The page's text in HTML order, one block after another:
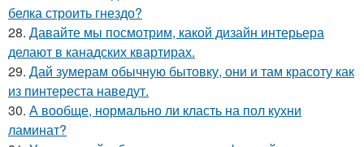
белка строить гнездо?
28. Давайте мы посмотрим, какой дизайн интерьера
делают в канадских квартирах.
29. Дай зумерам обычную бытовку, они и там красоту как
из пинтереста наведут.
30. А вообще, нормально ли класть на пол кухни
ламинат?